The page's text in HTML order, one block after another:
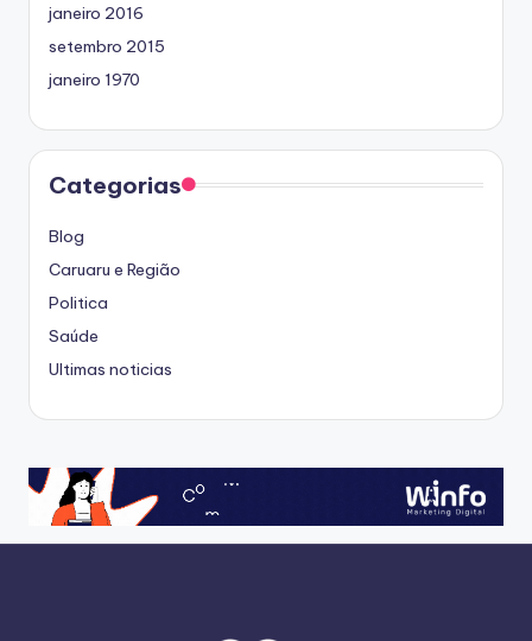
janeiro 2016
setembro 2015
janeiro 1970
Categorias
Blog
Caruaru e Região
Politica
Saúde
Ultimas noticias